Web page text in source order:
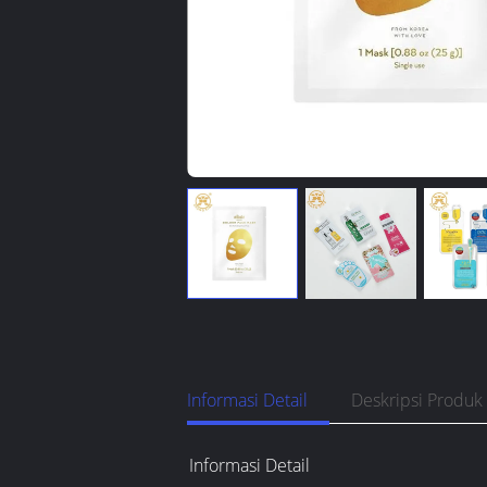
Informasi Detail Deskripsi Produk
Informasi Detail